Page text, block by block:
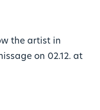
the artist in
on 02.12. at